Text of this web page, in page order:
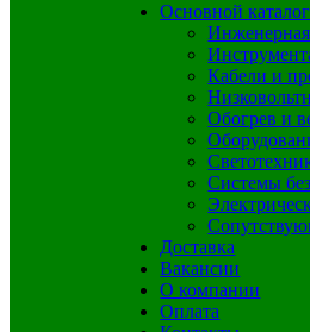
Основной каталог
Кабели и
Обогрев и
Системы
Доставка
Вакансии
О компании
Оплата